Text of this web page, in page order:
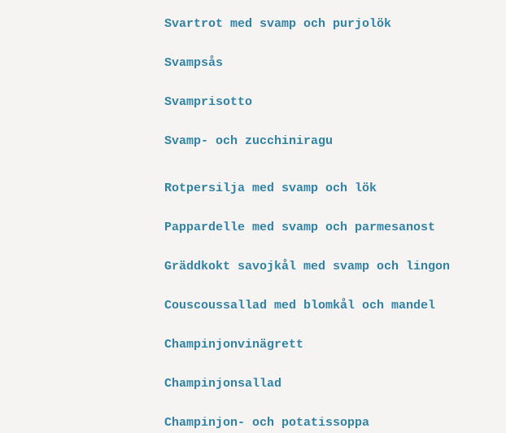
Svartrot med svamp och purjolök
Svampsås
Svamprisotto
Svamp- och zucchiniragu
Rotpersilja med svamp och lök
Pappardelle med svamp och parmesanost
Gräddkokt savojkål med svamp och lingon
Couscoussallad med blomkål och mandel
Champinjonvinägrett
Champinjonsallad
Champinjon- och potatissoppa